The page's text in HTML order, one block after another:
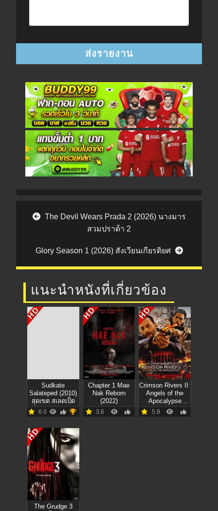
Post navigation
The Devil Wears Prada 2 (2026) นางมาร
สวมปราด้า 2
Glory Season 1 (2026) สังเวียนเกียรติยศ
แนะนำหนังที่เกี่ยวข้อง
HD
Sudkate
Salateped (2010)
สุดเขต สเลดเป็ด
6.0
HD
Chapter 1 Mae
Nak Reborn
(2022)
3.6
HD
Crimson Rivers II:
Angels of the
Apocalypse
(2004) สอง
อันตราย คัมภีร์
5.9
HD
The Grudge 3